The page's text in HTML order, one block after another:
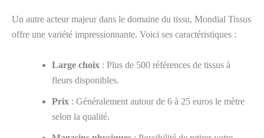
Un autre acteur majeur dans le domaine du tissu, Mondial Tissus
offre une variété impressionnante. Voici ses caractéristiques :
Large choix : Plus de 500 références de tissus à
fleurs disponibles.
Prix : Généralement autour de 6 à 25 euros le mètre
selon la qualité.